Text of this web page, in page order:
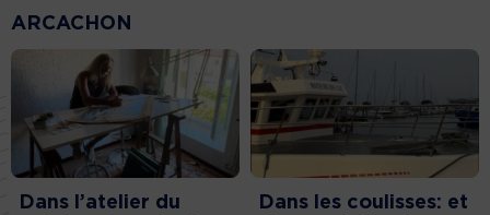
ARCACHON
Dans l’atelier du
Dans les coulisses: et